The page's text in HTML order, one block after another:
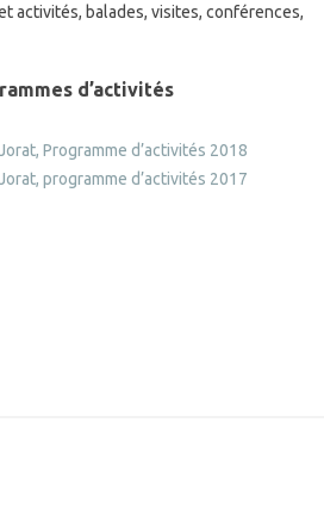
activités, balades, visites, conférences,
d’activités
Programme d’activités 2018
programme d’activités 2017